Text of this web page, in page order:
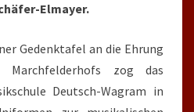
Elmayer.
Gedenktafel an die Ehrung
zog das
Deutsch-Wagram in